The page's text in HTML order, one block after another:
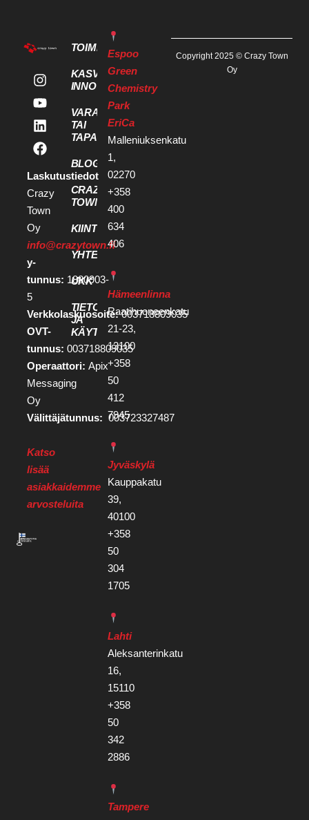
Laskutustiedot
Crazy
Town
Oy
info@crazytown.fi
y-
tunnus: 1880903-
5
Verkkolaskuosoite:003718809035
OVT-
tunnus: 003718809035
Operaattori: Apix
Messaging
Oy
Välittäjätunnus: 003723327487
Katso
lisää
asiakkaidemme
arvosteluita
TOIMITILAT
KASVU- JA
INNOVAATIOPALVELUT
VARAA KOKOUS
TAI
TAPAHTUMATILA
BLOGI
CRAZY
TOWN
KIINTEISTÖKEHITTÄJILLE
YHTEYSTIEDOT
UKK
TIETOSUOJA
JA
KÄYTTÖEHDOT
Espoo
Green
Chemistry
Park
EriCa
Malleniuksenkatu
1,
02270
+358
400
634
406
Hämeenlinna
Raatihuoneenkatu
21-23,
13100
+358
50
412
7945
Jyväskylä
Kauppakatu
39,
40100
+358
50
304
1705
Lahti
Aleksanterinkatu
16,
15110
+358
50
342
2886
Tampere
Copyright 2025 © Crazy Town
Oy